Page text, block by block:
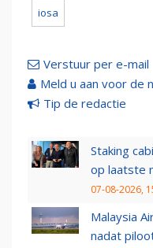
iosa
Verstuur per e-mail
Meld u aan voor de
Tip de redactie
Staking
op laatste
07-08-2026,
Malaysia
nadat